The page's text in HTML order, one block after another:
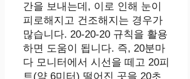
간을 보내는데, 이로 인해 눈이
피로해지고 건조해지는 경우가
많습니다. 20-20-20 규칙을 활용
하면 도움이 됩니다. 즉, 20분마
다 모니터에서 시선을 떼고 20피
트(약 6미터) 떨어진 곳을 20초